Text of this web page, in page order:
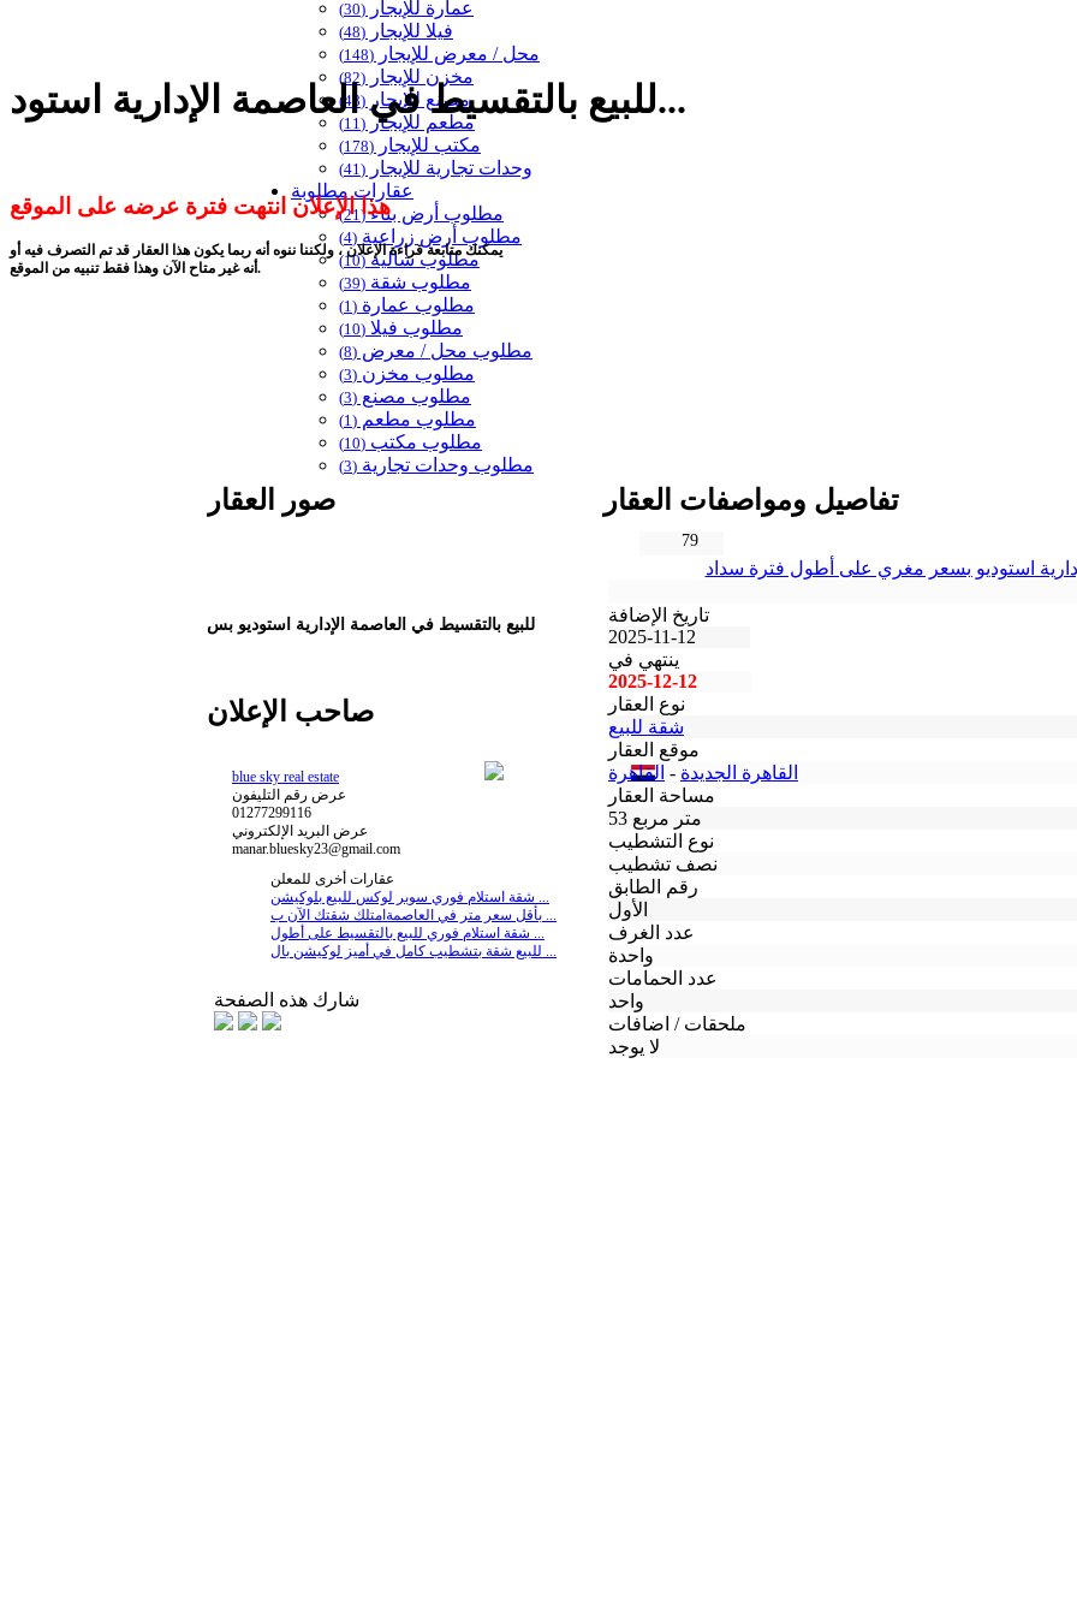
عمارة للإيجار (30)
فيلا للإيجار (48)
محل / معرض للإيجار (148)
مخزن للإيجار (82)
مصنع للإيجار (48)
مطعم للإيجار (11)
مكتب للإيجار (178)
وحدات تجارية للإيجار (41)
عقارات مطلوبة
مطلوب أرض بناء(21)
مطلوب أرض زراعية (4)
مطلوب شاليه(10)
مطلوب شقة (39)
مطلوب عمارة (1)
مطلوب فيلا (10)
مطلوب محل / معرض (8)
مطلوب مخزن (3)
مطلوب مصنع (3)
مطلوب مطعم (1)
مطلوب مكتب (10)
مطلوب وحدات تجارية (3)
للبيع بالتقسيط في العاصمة الإدارية استود...
هذا الإعلان انتهت فترة عرضه على الموقع
يمكنك متابعة قراءة الإعلان ، ولكننا ننوه أنه ربما يكون هذا العقار قد تم التصرف فيه أو
أنه غير متاح الآن وهذا فقط تنبيه من الموقع.
تفاصيل ومواصفات العقار
79
استوديو بسعر مغري على أطول فترة سداد
تاريخ الإضافة
2025-11-12
ينتهي في
2025-12-12
نوع العقار
شقة للبيع
موقع العقار
القاهرة الجديدة - القاهرة
مساحة العقار
53 متر مربع
نوع التشطيب
نصف تشطيب
رقم الطابق
الأول
عدد الغرف
واحدة
عدد الحمامات
واحد
ملحقات / اضافات
لا يوجد
صور العقار
للبيع بالتقسيط في العاصمة الإدارية استوديو بس
صاحب الإعلان
blue sky real estate
عرض رقم التليفون
01277299116
عرض البريد الإلكتروني
manar.bluesky23@gmail.com
عقارات أخرى للمعلن
شارك هذه الصفحة